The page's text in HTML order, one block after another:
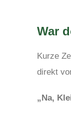
War
Kurze
direkt
„Na,